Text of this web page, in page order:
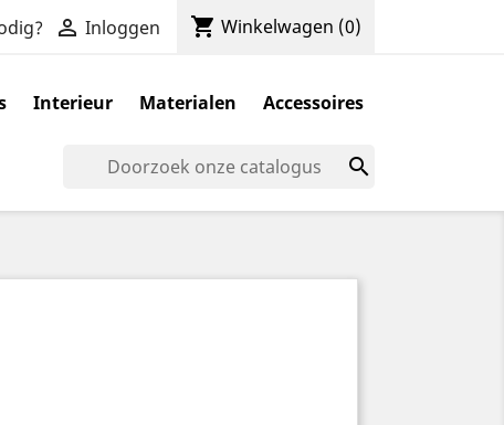
 Inloggen shopping_cart Winkelwagen (0)
Interieur Materialen Accessoires
